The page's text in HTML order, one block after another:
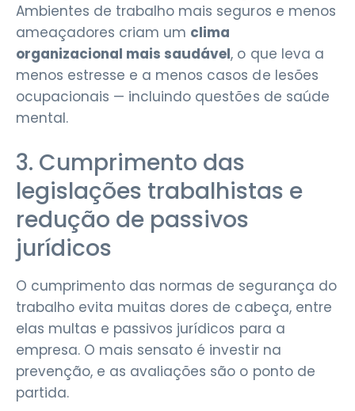
Ambientes de trabalho mais seguros e menos
ameaçadores criam um clima
organizacional mais saudável, o que leva a
menos estresse e a menos casos de lesões
ocupacionais — incluindo questões de saúde
mental.
3. Cumprimento das
legislações trabalhistas e
redução de passivos
jurídicos
O cumprimento das normas de segurança do
trabalho evita muitas dores de cabeça, entre
elas multas e passivos jurídicos para a
empresa. O mais sensato é investir na
prevenção, e as avaliações são o ponto de
partida.